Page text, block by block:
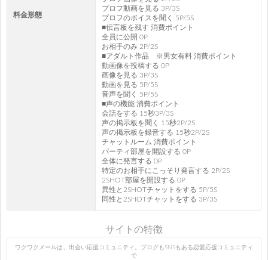
料金形態
プロフ動画を見る 3P/3S
プロフのボイスを聞く 5P/5S
■伝言板を残す 消費ポイント
全員に公開 0P
お相手のみ 2P/2S
■アダルト作品 ※男女有料 消費ポイント
動画像を投稿する 0P
画像を見る 3P/3S
動画を見る 5P/5S
音声を聞く 5P/5S
■声の機能 消費ポイント
会話をする 15秒3P/3S
声の掲示板を聞く 15秒2P/2S
声の掲示板を録音する 15秒2P/2S
チャットルーム 消費ポイント
パーティ部屋を開設する 0P
全体に発言する 0P
特定のお相手にこっそり発言する 2P/2S
2SHOT部屋を開設する 0P
異性と2SHOTチャットをする 5P/5S
同性と2SHOTチャットをする 3P/3S
サイトの特徴
ワクワクメールは、出会い応援コミュニティ。ブログもSNSもある恋愛応援コミュニティ
で